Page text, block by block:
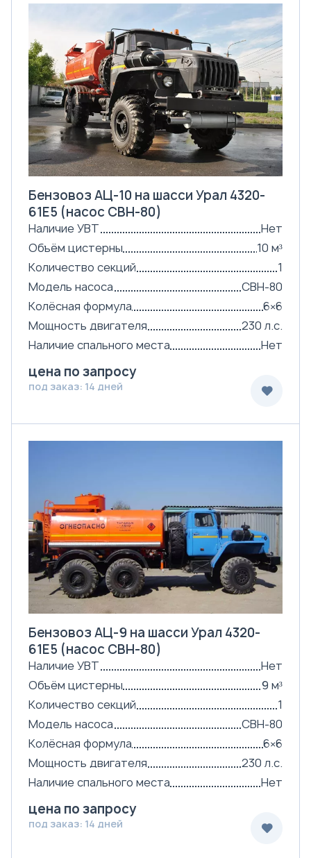
Бензовоз АЦ-10 на шасси Урал 4320-
61Е5 (насос СВН-80)
Наличие УВТ
Нет
Объём цистерны
10 м³
Количество секций
1
Модель насоса
СВН-80
Колёсная формула
6×6
Мощность двигателя
230 л.с.
Наличие спального места
Нет
цена по запросу
под заказ: 14 дней
Бензовоз АЦ-9 на шасси Урал 4320-
61Е5 (насос СВН-80)
Наличие УВТ
Нет
Объём цистерны
9 м³
Количество секций
1
Модель насоса
СВН-80
Колёсная формула
6×6
Мощность двигателя
230 л.с.
Наличие спального места
Нет
цена по запросу
под заказ: 14 дней